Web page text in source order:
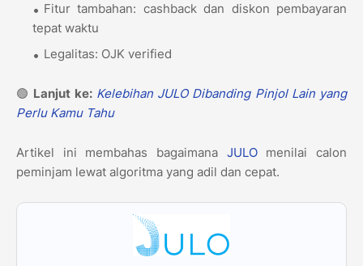
Fitur tambahan: cashback dan diskon pembayaran
tepat waktu
Legalitas: OJK verified
🟢 Lanjut ke: Kelebihan JULO Dibanding Pinjol Lain yang
Perlu Kamu Tahu
Artikel ini membahas bagaimana JULOmenilai calon
peminjam lewat algoritma yang adil dan cepat.